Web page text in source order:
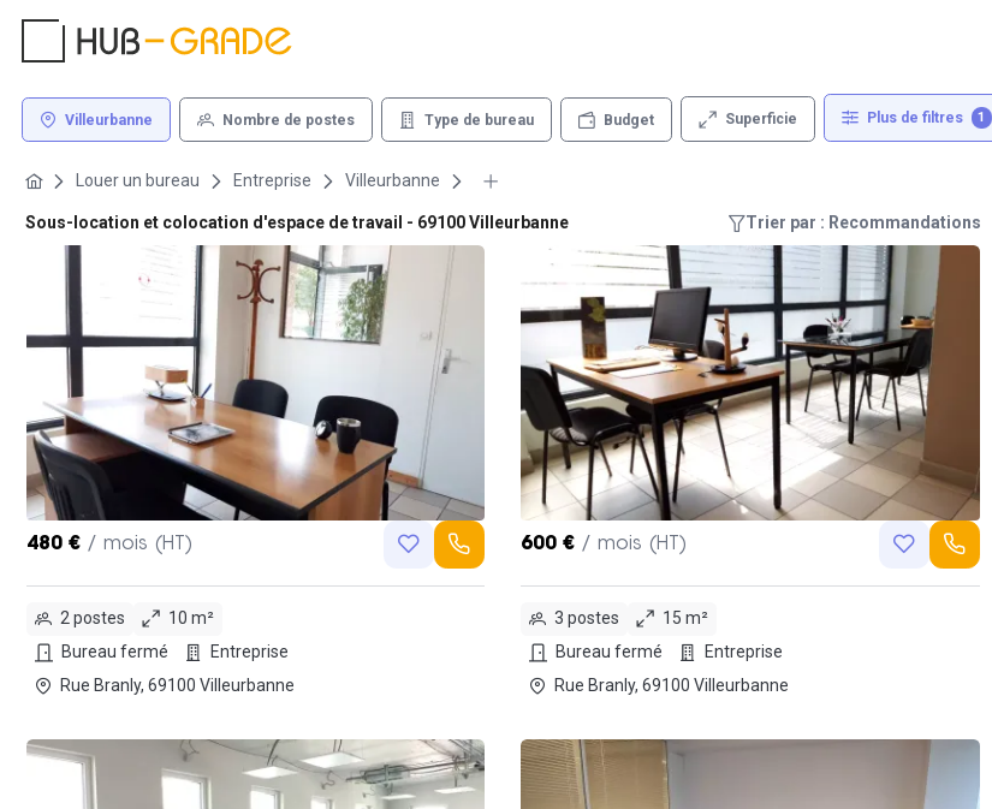
Villeurbanne Nombre de postes Type de bureau Budget Superficie Plus de filtres 1
Louer un bureau Entreprise Villeurbanne
Sous-location et colocation d'espace de travail - 69100 Villeurbanne Trier par : Recommandations
480 € / mois (HT)
2 postes
10 m²
Bureau fermé
Entreprise
Rue Branly, 69100 Villeurbanne
600 € / mois (HT)
3 postes
15 m²
Bureau fermé
Entreprise
Rue Branly, 69100 Villeurbanne